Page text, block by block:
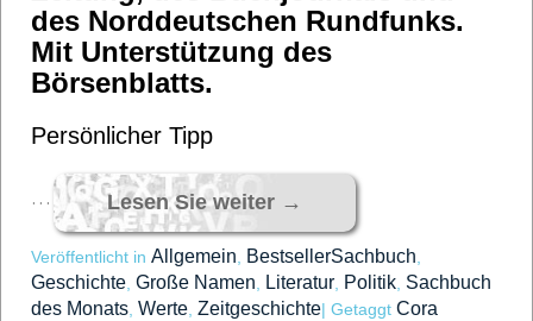
des Norddeutschen Rundfunks.
Mit Unterstützung des
Börsenblatts.
Persönlicher Tipp
… Lesen Sie weiter →
Veröffentlicht in Allgemein BestsellerSachbuch
Geschichte Große Namen Literatur Politik Sachbuch
des Monats Werte Zeitgeschichte| Getaggt Cora